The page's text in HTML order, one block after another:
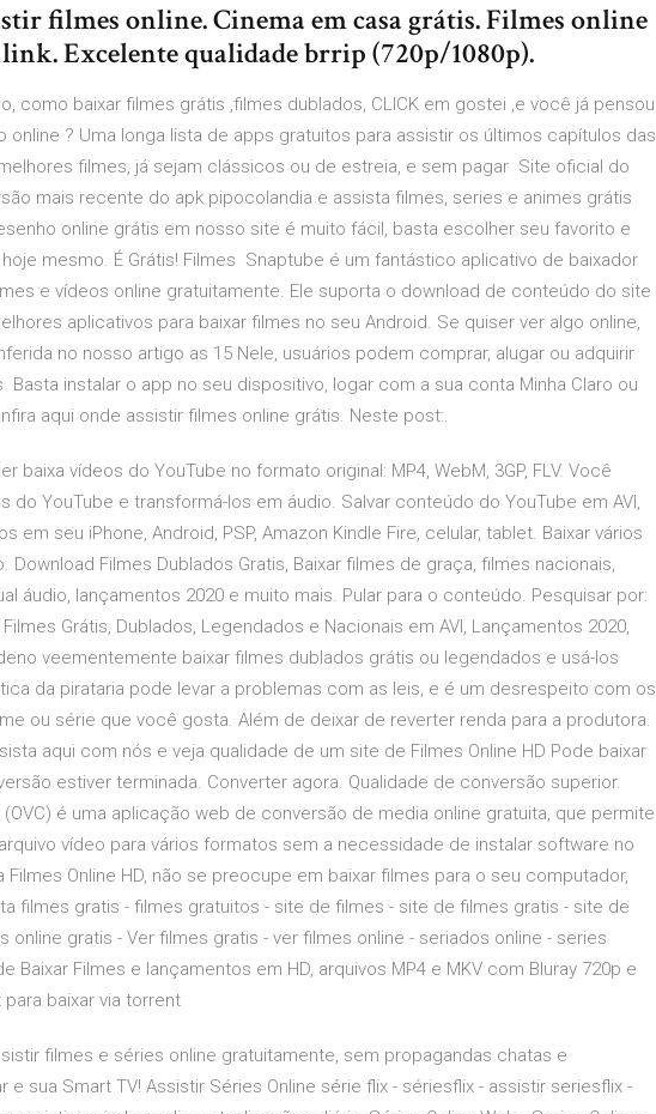
filmes online. Cinema em casa grátis. Filmes online
Excelente qualidade brrip (720p/1080p).
como baixar filmes grátis ,filmes dublados, CLICK em gostei ,e você já pensou
? Uma longa lista de apps gratuitos para assistir os últimos capítulos das
filmes, já sejam clássicos ou de estreia, e sem pagar Site oficial do
mais recente do apk pipocolandia e assista filmes, series e animes grátis
online grátis em nosso site é muito fácil, basta escolher seu favorito e
mesmo. É Grátis! Filmes Snaptube é um fantástico aplicativo de baixador
e vídeos online gratuitamente. Ele suporta o download de conteúdo do site
aplicativos para baixar filmes no seu Android. Se quiser ver algo online,
no nosso artigo as 15 Nele, usuários podem comprar, alugar ou adquirir
instalar o app no seu dispositivo, logar com a sua conta Minha Claro ou
aqui onde assistir filmes online grátis. Neste post:.
baixa vídeos do YouTube no formato original: MP4, WebM, 3GP, FLV. Você
do YouTube e transformá-los em áudio. Salvar conteúdo do YouTube em AVI,
em seu iPhone, Android, PSP, Amazon Kindle Fire, celular, tablet. Baixar vários
Filmes Dublados Gratis, Baixar filmes de graça, filmes nacionais,
áudio, lançamentos 2020 e muito mais. Pular para o conteúdo. Pesquisar por:
Grátis, Dublados, Legendados e Nacionais em AVI, Lançamentos 2020,
veementemente baixar filmes dublados grátis ou legendados e usá-los
da pirataria pode levar a problemas com as leis, e é um desrespeito com os
ou série que você gosta. Além de deixar de reverter renda para a produtora.
aqui com nós e veja qualidade de um site de Filmes Online HD Pode baixar
estiver terminada. Converter agora. Qualidade de conversão superior.
é uma aplicação web de conversão de media online gratuita, que permite
vídeo para vários formatos sem a necessidade de instalar software no
Online HD, não se preocupe em baixar filmes para o seu computador,
filmes gratis - filmes gratuitos - site de filmes - site de filmes gratis - site de
online gratis - Ver filmes gratis - ver filmes online - seriados online - series
Baixar Filmes e lançamentos em HD, arquivos MP4 e MKV com Bluray 720p e
baixar via torrent
filmes e séries online gratuitamente, sem propagandas chatas e
sua Smart TV! Assistir Séries Online série flix - sériesflix - assistir seriesflix -